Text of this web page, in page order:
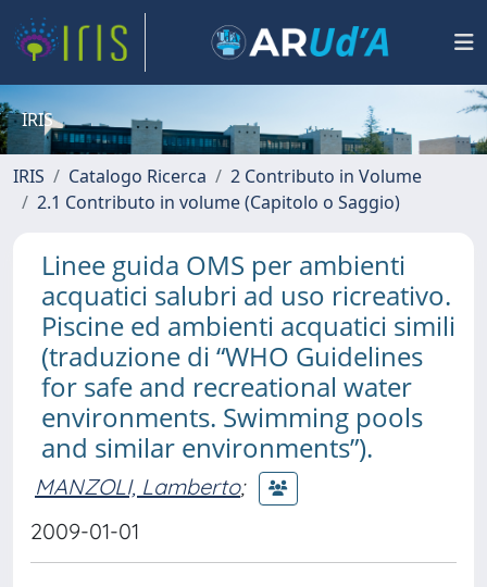
IRIS
IRIS Catalogo Ricerca
2 Contributo in Volume
2.1 Contributo in volume (Capitolo o Saggio)
Linee guida OMS per ambienti
acquatici salubri ad uso ricreativo.
Piscine ed ambienti acquatici simili
(traduzione di “WHO Guidelines
for safe and recreational water
environments. Swimming pools
and similar environments”).
MANZOLI, Lamberto;
2009-01-01